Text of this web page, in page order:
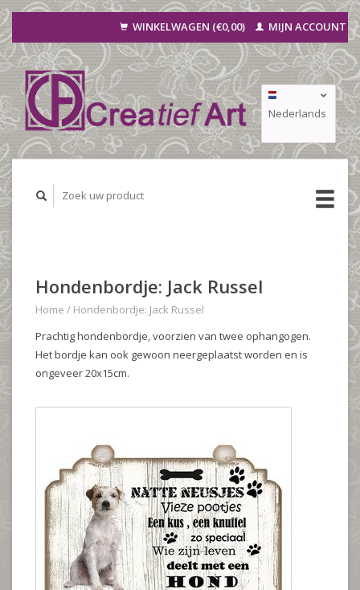
WINKELWAGEN (€0,00) MIJN ACCOUNT
Nederlands
Deutsch
Hondenbordje: Jack Russel
Home / Hondenbordje: Jack Russel
Prachtig hondenbordje, voorzien van twee ophangogen.
Het bordje kan ook gewoon neergeplaatst worden en is
ongeveer 20x15cm.